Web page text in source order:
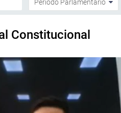
Constitucional